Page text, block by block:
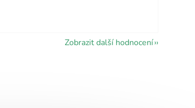
Zobrazit další hodnocení